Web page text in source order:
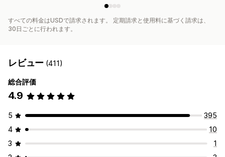
すべての料金はUSDで請求されます。 定期請求と使用料に基づく請求は、
30日ごとに行われます。
レビュー (411)
総合評価
4.9
5
395
4
10
3
1